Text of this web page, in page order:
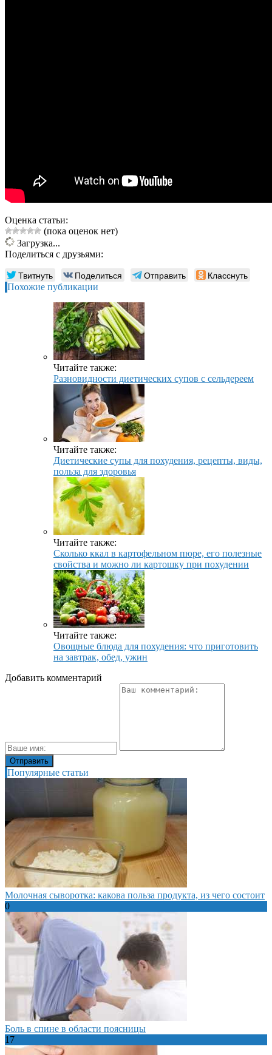
Оценка статьи:
(пока оценок нет)
Загрузка...
Поделиться с друзьями:
Твитнуть Поделиться Отправить Класснуть
Похожие публикации
Читайте также:
Разновидности диетических супов с сельдереем
Читайте также:
Диетические супы для похудения, рецепты, виды,
польза для здоровья
Читайте также:
Сколько ккал в картофельном пюре, его полезные
свойства и можно ли картошку при похудении
Читайте также:
Овощные блюда для похудения: что приготовить
на завтрак, обед, ужин
Добавить комментарий
Популярные статьи
Молочная сыворотка: какова польза продукта, из чего состоит
0
Боль в спине в области поясницы
17